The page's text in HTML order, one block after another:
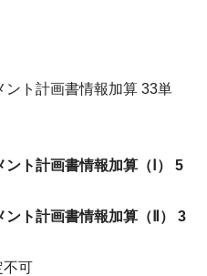
ント計画書情報加算 33単
ト計画書情報加算（Ⅰ） 5
ント計画書情報加算（Ⅱ） 3
不可